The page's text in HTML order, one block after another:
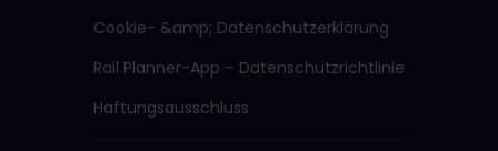
Cookie- &amp; Datenschutzerklärung
Rail Planner-App – Datenschutzrichtlinie
Haftungsausschluss